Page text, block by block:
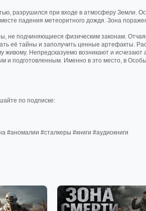
разрушился при входе в атмосферу Земли.
падения метеоритного дождя. Зона
не подчиняющиеся физическим законам.
её тайны и заполучить ценные артефакты.
живому. Непредсказуемо возникают и
и подготовленным. Именно в это место, в
по подписке:
#аномалии #сталкеры #книги #аудиокниги